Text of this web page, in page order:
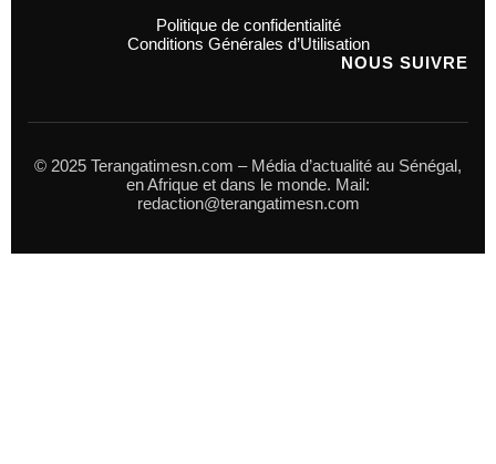
Politique de confidentialité
Conditions Générales d’Utilisation
NOUS SUIVRE
© 2025 Terangatimesn.com – Média d’actualité au Sénégal,
en Afrique et dans le monde. Mail:
redaction@terangatimesn.com